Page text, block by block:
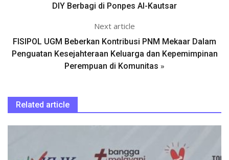
DIY Berbagi di Ponpes Al-Kautsar
Next article
FISIPOL UGM Beberkan Kontribusi PNM Mekaar Dalam
Penguatan Kesejahteraan Keluarga dan Kepemimpinan
Perempuan di Komunitas »
Related article